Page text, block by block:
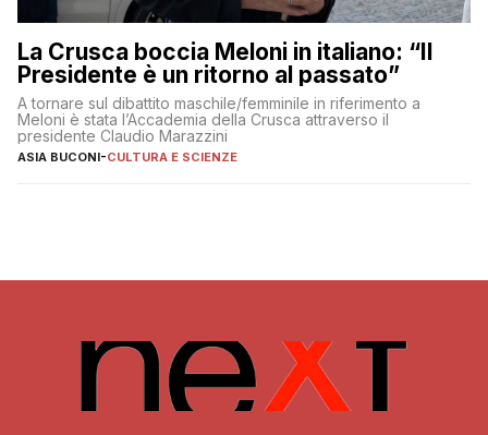
La Crusca boccia Meloni in italiano: “Il
Presidente è un ritorno al passato”
A tornare sul dibattito maschile/femminile in riferimento a
Meloni è stata l’Accademia della Crusca attraverso il
presidente Claudio Marazzini
ASIA BUCONI-CULTURA E SCIENZE